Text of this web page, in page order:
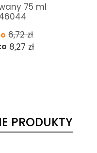
75 ml
6,72zł
8,27zł
PRODUKTY